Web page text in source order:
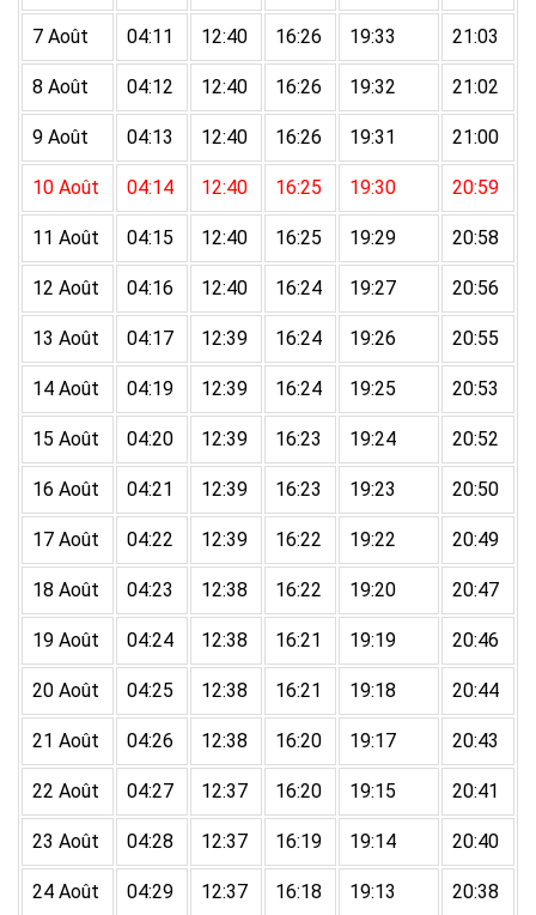
7 Août 04:11 12:40 16:26 19:33 21:03
8 Août 04:12 12:40 16:26 19:32 21:02
9 Août 04:13 12:40 16:26 19:31 21:00
10 Août 04:14 12:40 16:25 19:30 20:59
11 Août 04:15 12:40 16:25 19:29 20:58
12 Août 04:16 12:40 16:24 19:27 20:56
13 Août 04:17 12:39 16:24 19:26 20:55
14 Août 04:19 12:39 16:24 19:25 20:53
15 Août 04:20 12:39 16:23 19:24 20:52
16 Août 04:21 12:39 16:23 19:23 20:50
17 Août 04:22 12:39 16:22 19:22 20:49
18 Août 04:23 12:38 16:22 19:20 20:47
19 Août 04:24 12:38 16:21 19:19 20:46
20 Août 04:25 12:38 16:21 19:18 20:44
21 Août 04:26 12:38 16:20 19:17 20:43
22 Août 04:27 12:37 16:20 19:15 20:41
23 Août 04:28 12:37 16:19 19:14 20:40
24 Août 04:29 12:37 16:18 19:13 20:38